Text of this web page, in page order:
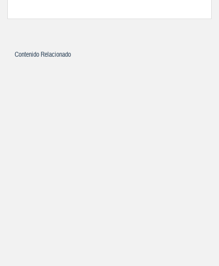
Contenido Relacionado